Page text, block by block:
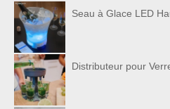
Seau à Glace LED
Distributeur pour